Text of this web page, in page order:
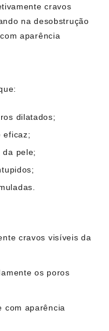
cravos
na desobstrução
aparência
dilatados;
eficaz;
da pele;
cravos visíveis da
os poros
com aparência